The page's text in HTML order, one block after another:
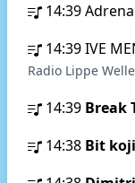
14:39
14:39IVE
Radio Lippe
14:39 Break
14:38 Bit